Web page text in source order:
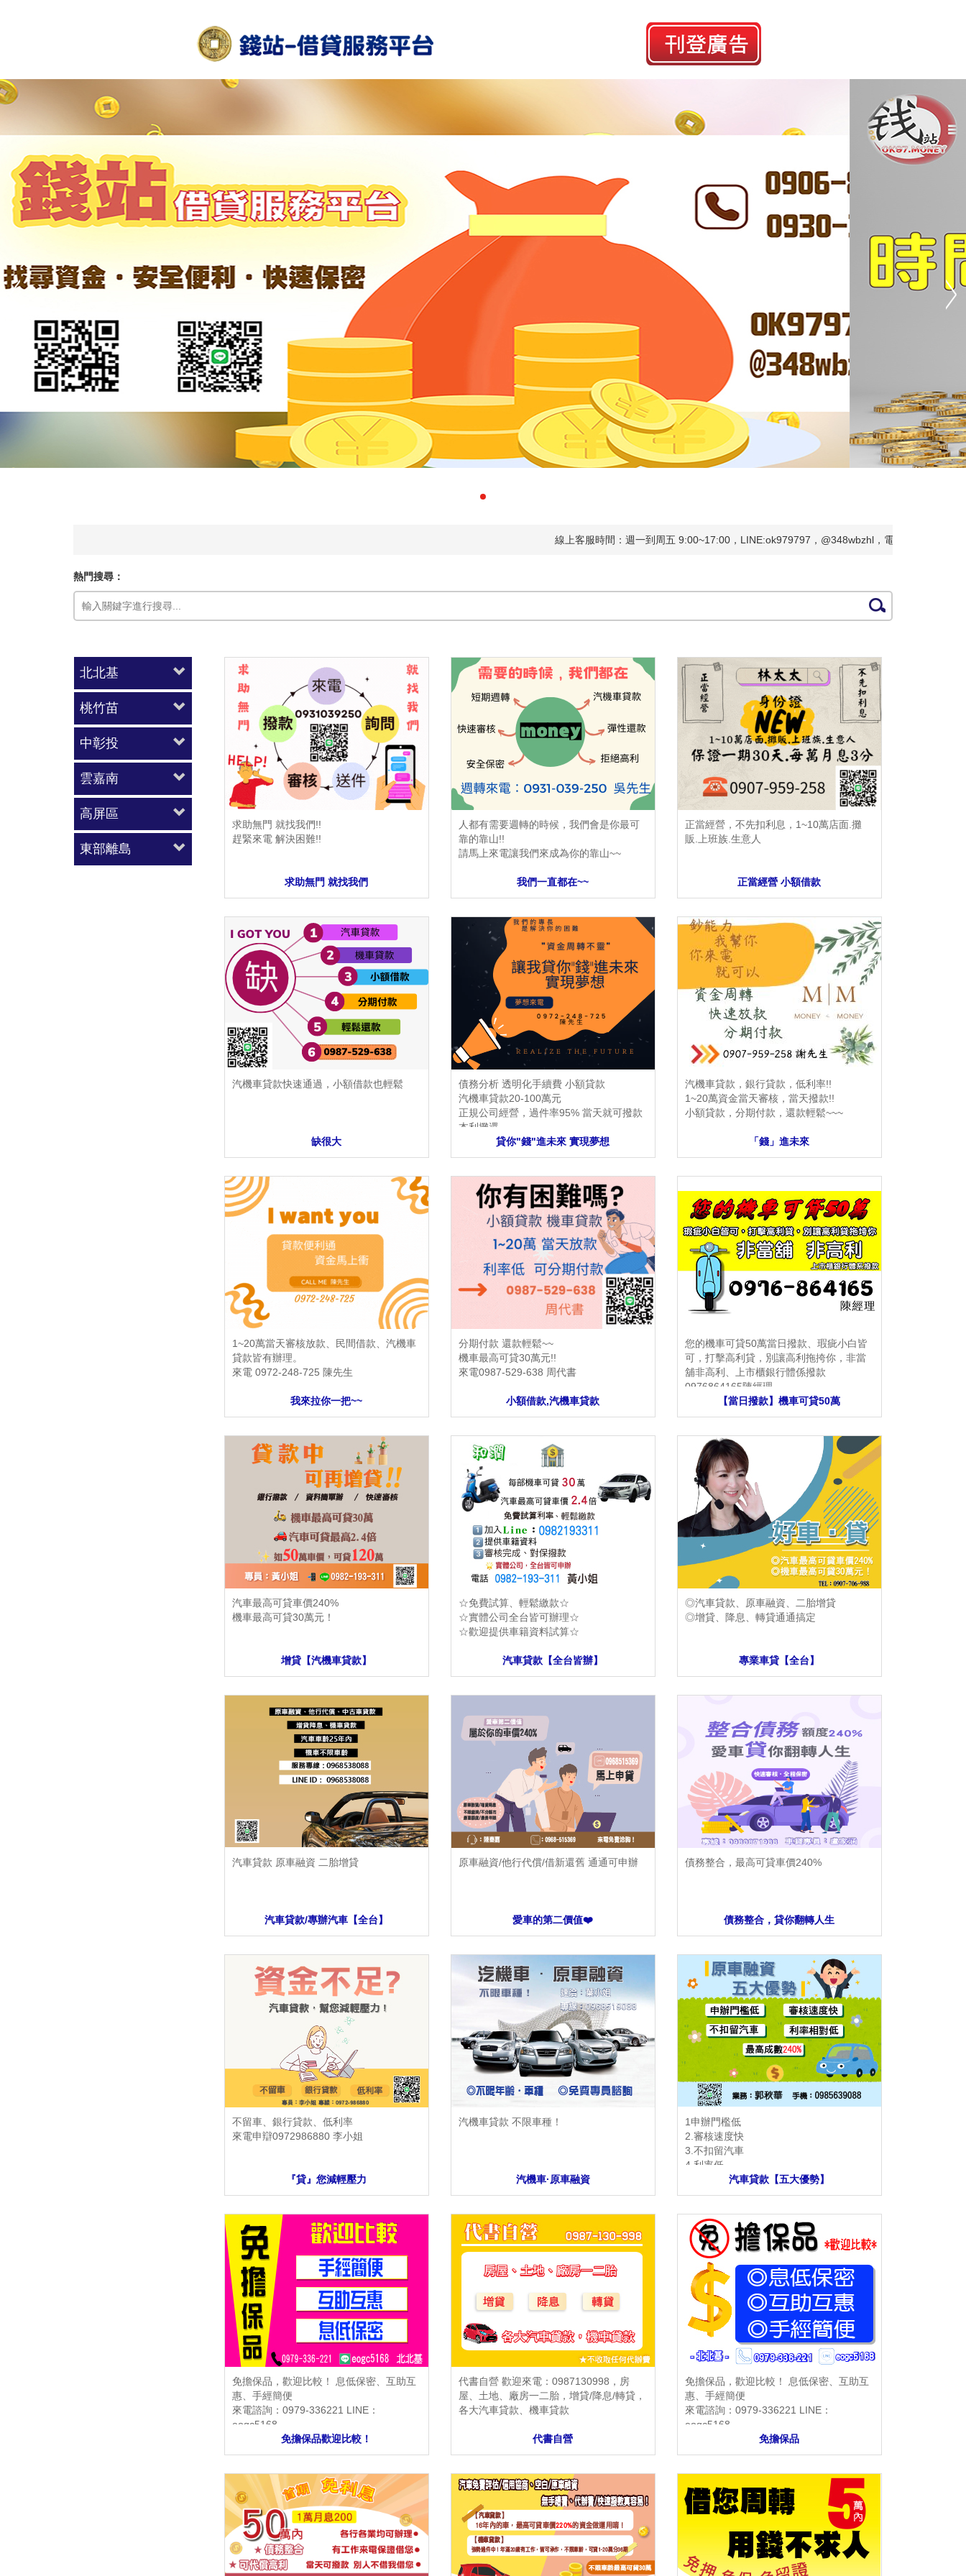
線上客服時間：週一到周五 9:00~17:00，LINE:ok979797，@348wbzhl，電話：0930316135(鄭小姐
熱門搜尋：
北北基
桃竹苗
中彰投
雲嘉南
高屏區
東部離島
求助無門 就找我們!!
趕緊來電 解決困難!!
求助無門 就找我們
人都有需要週轉的時候，我們會是你最可
靠的靠山!!
請馬上來電讓我們來成為你的靠山~~
我們一直都在~~
正當經營，不先扣利息，1~10萬店面.攤
販.上班族.生意人
正當經營 小額借款
汽機車貸款快速通過，小額借款也輕鬆
缺很大
債務分析 透明化手續費 小額貸款
汽機車貸款20-100萬元
正規公司經營，過件率95% 當天就可撥款
本利攤還
當天審核 當天撥款 各縣市都可諮詢呦
有勞保薪轉 可貸更多 有汽 機車 都可借款
貸你"錢"進未來 實現夢想
汽機車貸款，銀行貸款，低利率!!
1~20萬資金當天審核，當天撥款!!
小額貸款，分期付款，還款輕鬆~~~
「錢」進未來
1~20萬當天審核放款、民間借款、汽機車
貸款皆有辦理。
來電 0972-248-725 陳先生
我來拉你一把~~
分期付款 還款輕鬆~~
機車最高可貸30萬元!!
來電0987-529-638 周代書
小額借款,汽機車貸款
您的機車可貸50萬當日撥款、瑕疵小白皆
可，打擊高利貸，別讓高利拖挎你，非當
舖非高利、上市櫃銀行體係撥款
0976864165陳經理
【當日撥款】機車可貸50萬
汽車最高可貸車價240%
機車最高可貸30萬元！
增貸【汽機車貸款】
☆免費試算、輕鬆繳款☆
☆實體公司全台皆可辦理☆
☆歡迎提供車籍資料試算☆
汽車貸款【全台皆辦】
◎汽車貸款、原車融資、二胎增貸
◎增貸、降息、轉貸通通搞定
專業車貸【全台】
汽車貸款 原車融資 二胎增貸
汽車貸款/專辦汽車【全台】
原車融資/他行代償/借新還舊 通通可申辦
愛車的第二價值❤️
債務整合，最高可貸車價240%
債務整合，貸你翻轉人生
不留車、銀行貸款、低利率
來電申辯0972986880 李小姐
『貸』您減輕壓力
汽機車貸款 不限車種！
汽機車·原車融資
1申辦門檻低
2.審核速度快
3.不扣留汽車
4.利率低
5.最高成數240%汽車貸款【五大優勢】
免擔保品，歡迎比較！ 息低保密、互助互
惠、手經簡便
來電諮詢：0979-336221 LINE：
eogc5168
免擔保品歡迎比較！
代書自營 歡迎來電：0987130998，房
屋、土地、廠房一二胎，增貸/降息/轉貸，
各大汽車貸款、機車貸款
代書自營
免擔保品，歡迎比較！ 息低保密、互助互
惠、手經簡便
來電諮詢：0979-336221 LINE：
eogc5168
免擔保品